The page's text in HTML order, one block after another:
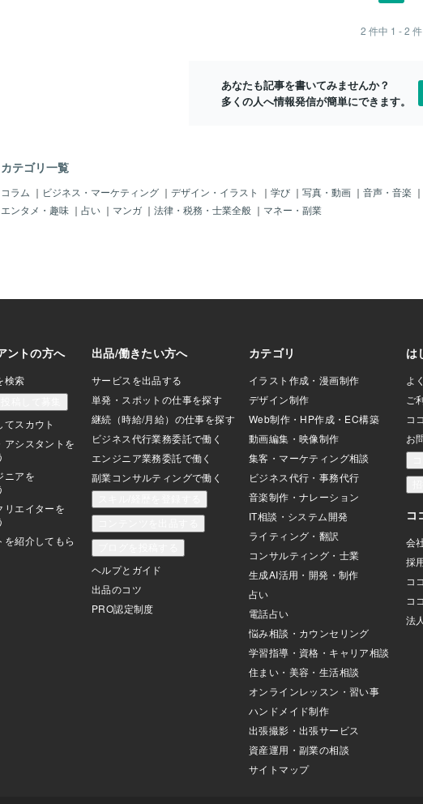
国々が別に「極秘扱い」なんてしなくて
イイじゃん。アホかっ！？(^^；まあ、あ
の「元CIAの諜報員・スノーデン」もロ
シアに一応、亡命したけど、彼ももちろ
ん「異星人？」とか「人類の未来人？」
思ってますぅ～。だから「痛い！」とか
「愛する！」、「憎む！」とかね～、色
んな「感覚、感情」を体験するための
「体験施設＝偽地球」じゃないのかしら
ん。なぜ「体験」が必要なのか
士だ。 身長60cmと小型だが、人間と
異星人の遺体。作り物にも見えるが、そ
れぞれ「クララ」「マウリシオ」と名付
だ。 これらの検査結果から、ベニテス
博士は「遺体が地球外生命体である決定
的な証拠はないものの、既存の種とはま
名手配した事実である。 もし、「異星
人の遺体」が作り物ならば、ペルー政府
は彼を指名手配する必要はないはずだ。
様々な憶測を呼んでいる異星人騒動か
らは当分目が
2 件中 1 - 2 件
あなたも記事を書いてみませんか？
多くの人へ情報発信が簡単にできます。
カテゴリ一覧
コラム ｜ ビジネス・マーケティング ｜ デザイン・イラスト ｜ 学び ｜ 写真・動画 ｜ 音声・音楽 ｜
エンタメ・趣味 ｜ 占い ｜ マンガ ｜ 法律・税務・士業全般 ｜ マネー・副業